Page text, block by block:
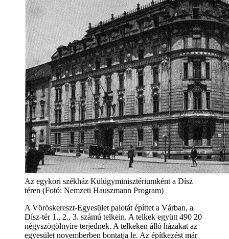
Az egykori székház Külügyminisztériumként a Dísz
téren (Fotó: Nemzeti Hauszmann Program)
A Vöröskereszt-Egyesület palotát építtet a Várban, a
Dísz-tér 1., 2., 3. számú telkein. A telkek együtt 490 20
négyszögölnyire terjednek. A telkeken álló házakat az
egyesület novemberben bontatja le. Az építkezést már